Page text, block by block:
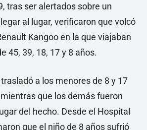
tras ser alertados sobre un
al lugar, verificaron que volcó
Kangoo en la que viajaban
45, 39, 18, 17 y 8 años.
a los menores de 8 y 17
que los demás fueron
del hecho. Desde el Hospital
que el niño de 8 años sufrió